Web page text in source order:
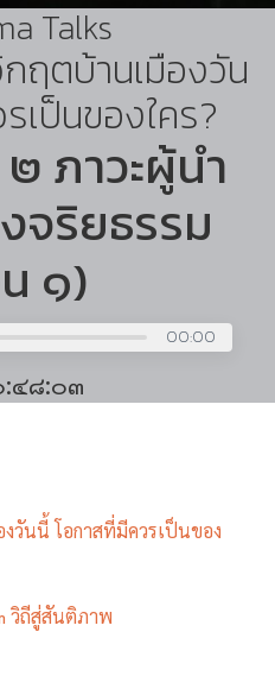
Talks
ฤตบ้านเมืองวัน
เป็นของใคร?
ภาวะผู้นำ
จริยธรรม
๑)
00:00
:๔๘:๐๓
วันนี้ โอกาสที่มีควรเป็นของ
วิถีสู่สันติภาพ